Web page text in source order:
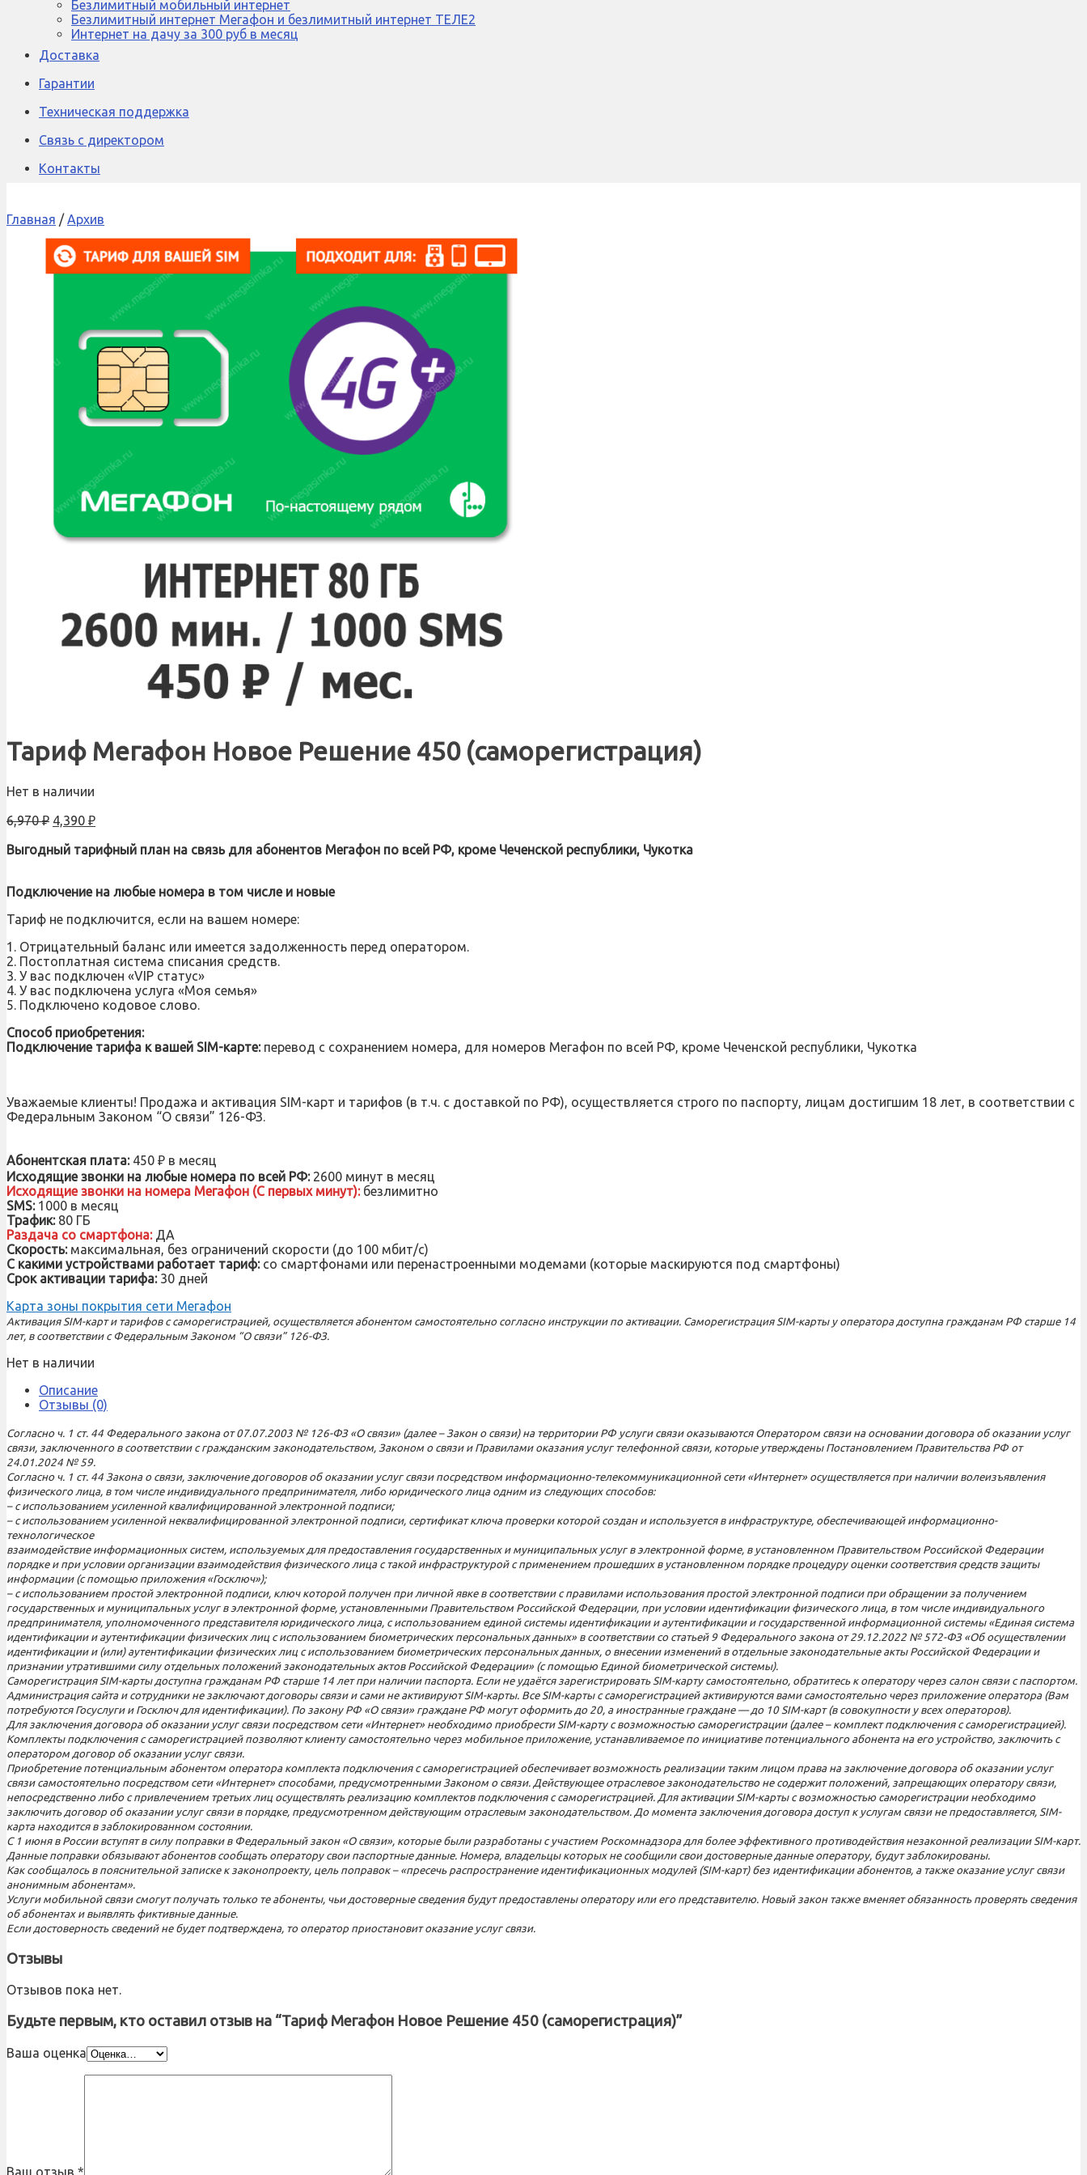
Безлимитный мобильный интернет
Безлимитный интернет Мегафон и безлимитный интернет ТЕЛЕ2
Интернет на дачу за 300 руб в месяц
Доставка
Гарантии
Техническая поддержка
Связь с директором
Контакты
Главная / Архив
Тариф Мегафон Новое Решение 450 (саморегистрация)
Нет в наличии
6,970₽ 4,390 ₽
Выгодный тарифный план на связь для абонентов Мегафон по всей РФ, кроме Чеченской республики, Чукотка
Подключение на любые номера в том числе и новые
Тариф не подключится, если на вашем номере:
1. Отрицательный баланс или имеется задолженность перед оператором.
2. Постоплатная система списания средств.
3. У вас подключен «VIP статус»
4. У вас подключена услуга «Моя семья»
5. Подключено кодовое слово.
Способ приобретения:
Подключение тарифа к вашей SIM-карте:перевод с сохранением номера, для номеров Мегафон по всей РФ, кроме Чеченской республики, Чукотка
Уважаемые клиенты! Продажа и активация SIM-карт и тарифов (в т.ч. с доставкой по РФ), осуществляется строго по паспорту, лицам достигшим 18 лет, в соответствии с
Федеральным Законом “О связи” 126-ФЗ.
Абонентская плата:450 ₽ в месяц
Исходящие звонки на любые номера по всей РФ:2600 минут в месяц
Исходящие звонки на номера Мегафон (С первых минут):безлимитно
SMS:1000 в месяц
Трафик: 80 ГБ
Раздача со смартфона:ДА
Скорость:максимальная, без ограничений скорости (до 100 мбит/с)
С какими устройствами работает тариф:со смартфонами или перенастроенными модемами (которые маскируются под смартфоны)
Срок активации тарифа:30 дней
Карта зоны покрытия сети Мегафон
Активация SIM-карт и тарифов с саморегистрацией, осуществляется абонентом самостоятельно согласно инструкции по активации. Саморегистрация SIM-карты у оператора доступна гражданам РФ старше 14
лет, в соответствии с Федеральным Законом “О связи” 126-ФЗ.
Нет в наличии
Описание
Отзывы (0)
Согласно ч. 1 ст. 44 Федерального закона от 07.07.2003 № 126-ФЗ «О связи» (далее – Закон о связи) на территории РФ услуги связи оказываются Оператором связи на основании договора об оказании услуг
связи, заключенного в соответствии с гражданским законодательством, Законом о связи и Правилами оказания услуг телефонной связи, которые утверждены Постановлением Правительства РФ от
24.01.2024 № 59.
Согласно ч. 1 ст. 44 Закона о связи, заключение договоров об оказании услуг связи посредством информационно-телекоммуникационной сети «Интернет» осуществляется при наличии волеизъявления
физического лица, в том числе индивидуального предпринимателя, либо юридического лица одним из следующих способов:
– с использованием усиленной квалифицированной электронной подписи;
– с использованием усиленной неквалифицированной электронной подписи, сертификат ключа проверки которой создан и используется в инфраструктуре, обеспечивающей информационно-
технологическое
взаимодействие информационных систем, используемых для предоставления государственных и муниципальных услуг в электронной форме, в установленном Правительством Российской Федерации
порядке и при условии организации взаимодействия физического лица с такой инфраструктурой с применением прошедших в установленном порядке процедуру оценки соответствия средств защиты
информации (с помощью приложения «Госключ»);
– с использованием простой электронной подписи, ключ которой получен при личной явке в соответствии с правилами использования простой электронной подписи при обращении за получением
государственных и муниципальных услуг в электронной форме, установленными Правительством Российской Федерации, при условии идентификации физического лица, в том числе индивидуального
предпринимателя, уполномоченного представителя юридического лица, с использованием единой системы идентификации и аутентификации и государственной информационной системы «Единая система
идентификации и аутентификации физических лиц с использованием биометрических персональных данных» в соответствии со статьей 9 Федерального закона от 29.12.2022 № 572-ФЗ «Об осуществлении
идентификации и (или) аутентификации физических лиц с использованием биометрических персональных данных, о внесении изменений в отдельные законодательные акты Российской Федерации и
признании утратившими силу отдельных положений законодательных актов Российской Федерации» (с помощью Единой биометрической системы).
Саморегистрация SIM-карты доступна гражданам РФ старше 14 лет при наличии паспорта. Если не удаётся зарегистрировать SIM-карту самостоятельно, обратитесь к оператору через салон связи с паспортом.
Администрация сайта и сотрудники не заключают договоры связи и сами не активируют SIM-карты. Все SIM-карты с саморегистрацией активируются вами самостоятельно через приложение оператора (Вам
потребуются Госуслуги и Госключ для идентификации). По закону РФ «О связи» граждане РФ могут оформить до 20, а иностранные граждане — до 10 SIM-карт (в совокупности у всех операторов).
Для заключения договора об оказании услуг связи посредством сети «Интернет» необходимо приобрести SIM-карту с возможностью саморегистрации (далее – комплект подключения с саморегистрацией).
Комплекты подключения с саморегистрацией позволяют клиенту самостоятельно через мобильное приложение, устанавливаемое по инициативе потенциального абонента на его устройство, заключить с
оператором договор об оказании услуг связи.
Приобретение потенциальным абонентом оператора комплекта подключения с саморегистрацией обеспечивает возможность реализации таким лицом права на заключение договора об оказании услуг
связи самостоятельно посредством сети «Интернет» способами, предусмотренными Законом о связи. Действующее отраслевое законодательство не содержит положений, запрещающих оператору связи,
непосредственно либо с привлечением третьих лиц осуществлять реализацию комплектов подключения с саморегистрацией. Для активации SIM-карты с возможностью саморегистрации необходимо
заключить договор об оказании услуг связи в порядке, предусмотренном действующим отраслевым законодательством. До момента заключения договора доступ к услугам связи не предоставляется, SIM-
карта находится в заблокированном состоянии.
С 1 июня в России вступят в силу поправки в Федеральный закон «О связи», которые были разработаны с участием Роскомнадзора для более эффективного противодействия незаконной реализации SIM-карт.
Данные поправки обязывают абонентов сообщать оператору свои паспортные данные. Номера, владельцы которых не сообщили свои достоверные данные оператору, будут заблокированы.
Как сообщалось в пояснительной записке к законопроекту, цель поправок – «пресечь распространение идентификационных модулей (SIM-карт) без идентификации абонентов, а также оказание услуг связи
анонимным абонентам».
Услуги мобильной связи смогут получать только те абоненты, чьи достоверные сведения будут предоставлены оператору или его представителю. Новый закон также вменяет обязанность проверять сведения
об абонентах и выявлять фиктивные данные.
Если достоверность сведений не будет подтверждена, то оператор приостановит оказание услуг связи.
Отзывы
Отзывов пока нет.
Будьте первым, кто оставил отзыв на “Тариф Мегафон Новое Решение 450 (саморегистрация)”
Ваша оценка
Ваш отзыв *